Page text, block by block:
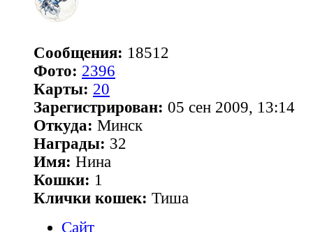
Сообщения: 18512
Фото: 2396
Карты: 20
Зарегистрирован: 05 сен 2009, 13:14
Откуда: Минск
Награды: 32
Имя: Нина
Кошки: 1
Клички кошек: Тиша
Сайт